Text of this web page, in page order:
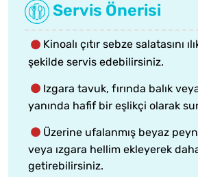
Servis Önerisi
Kinoalı çıtır sebze salatasını
şekilde servis edebilirsiniz.
Izgara tavuk, fırında balık
yanında hafif bir eşlikçi olarak
Üzerine ufalanmış beyaz
veya ızgara hellim ekleyerek
getirebilirsiniz.